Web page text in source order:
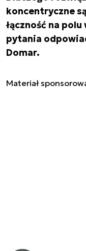
koncentryczne
łączność na
pytania
Domar.
Materiał